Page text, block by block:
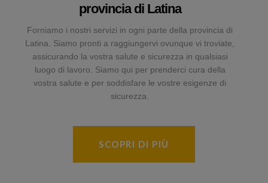
provincia di Latina
Forniamo i nostri servizi in ogni parte della provincia di
Latina. Siamo pronti a raggiungervi ovunque vi troviate,
assicurando la vostra salute e sicurezza in qualsiasi
luogo di lavoro. Siamo qui per prenderci cura della
vostra salute e per soddisfare le vostre esigenze di
sicurezza.
SCOPRI DI PIÙ